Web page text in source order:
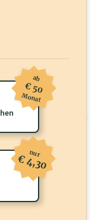
PLUS Inhalte
Sie dieses Profil frei
ab
€ 50
Monat
nur
€ 4,30